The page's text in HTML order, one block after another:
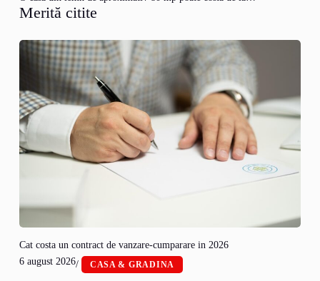
Merită citite
Cat costa un contract de vanzare-cumparare in 2026
6 august 2026/ CASA & GRADINA